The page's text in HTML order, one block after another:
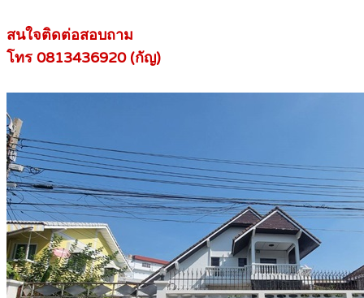
สนใจติดต่อสอบถาม
โทร 0813436920 (กัญ)